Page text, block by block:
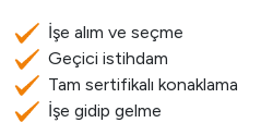
İşe alım ve seçme
Geçici istihdam
Tam sertifikalı konaklama
İşe gidip gelme